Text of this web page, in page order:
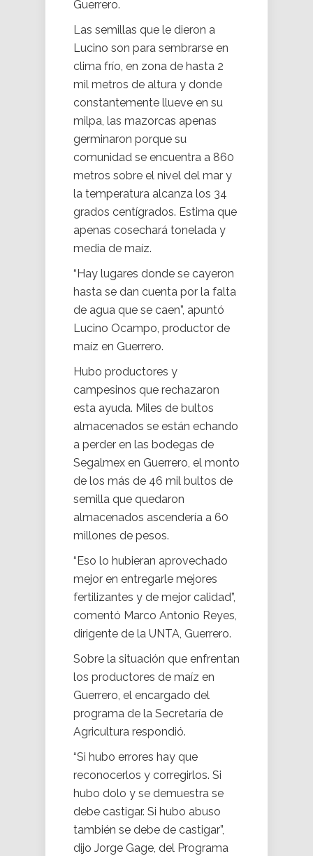
Guerrero.
Las semillas que le dieron a
Lucino son para sembrarse en
clima frío, en zona de hasta 2
mil metros de altura y donde
constantemente llueve en su
milpa, las mazorcas apenas
germinaron porque su
comunidad se encuentra a 860
metros sobre el nivel del mar y
la temperatura alcanza los 34
grados centígrados. Estima que
apenas cosechará tonelada y
media de maíz.
“Hay lugares donde se cayeron
hasta se dan cuenta por la falta
de agua que se caen”, apuntó
Lucino Ocampo, productor de
maíz en Guerrero.
Hubo productores y
campesinos que rechazaron
esta ayuda. Miles de bultos
almacenados se están echando
a perder en las bodegas de
Segalmex en Guerrero, el monto
de los más de 46 mil bultos de
semilla que quedaron
almacenados ascendería a 60
millones de pesos.
“Eso lo hubieran aprovechado
mejor en entregarle mejores
fertilizantes y de mejor calidad”,
comentó Marco Antonio Reyes,
dirigente de la UNTA, Guerrero.
Sobre la situación que enfrentan
los productores de maíz en
Guerrero, el encargado del
programa de la Secretaría de
Agricultura respondió.
“Si hubo errores hay que
reconocerlos y corregirlos. Si
hubo dolo y se demuestra se
debe castigar. Si hubo abuso
también se debe de castigar”,
dijo Jorge Gage, del Programa